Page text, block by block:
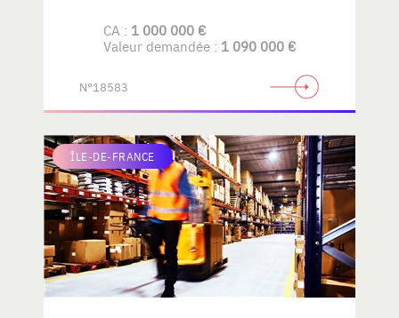
CA : 1 000 000 €
Valeur demandée : 1 090 000 €
N°18583
ÎLE-DE-FRANCE